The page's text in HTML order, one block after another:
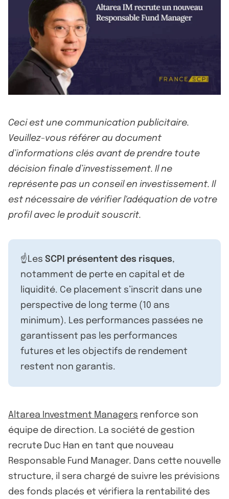
Ceci est une communication publicitaire.
Veuillez-vous référer au document
d’informations clés avant de prendre toute
décision finale d’investissement. Il ne
représente pas un conseil en investissement. Il
est nécessaire de vérifier l'adéquation de votre
profil avec le produit souscrit.
☝️Les SCPI présentent des risques,
notamment de perte en capital et de
liquidité. Ce placement s’inscrit dans une
perspective de long terme (10 ans
minimum). Les performances passées ne
garantissent pas les performances
futures et les objectifs de rendement
restent non garantis.
Altarea Investment Managers renforce son
équipe de direction. La société de gestion
recrute Duc Han en tant que nouveau
Responsable Fund Manager. Dans cette nouvelle
structure, il sera chargé de suivre les prévisions
des fonds placés et vérifiera la rentabilité des